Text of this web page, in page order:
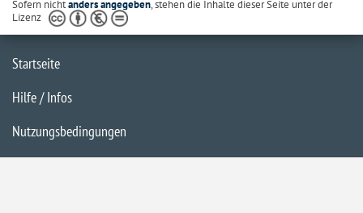
Sofern nichtanders angegeben, stehen die Inhalte dieser Seite unter der
Lizenz
Startseite
Hilfe / Infos
Nutzungsbedingungen